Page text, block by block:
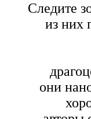
Следите
из них
они